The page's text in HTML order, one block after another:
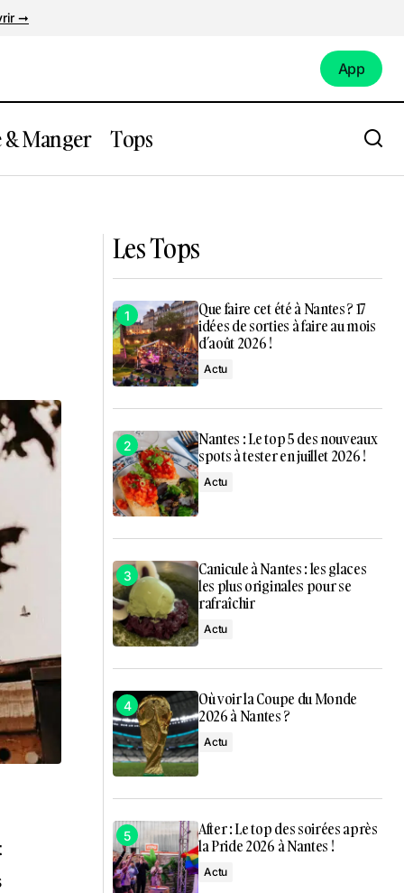
➞
App
Manger Tops
Les Tops
Que faire cet été à Nantes ? 17
idées de sorties à faire au mois
d’août 2026 !
Actu
Nantes : Le top 5 des nouveaux
spots à tester en juillet 2026 !
Actu
Canicule à Nantes : les glaces
les plus originales pour se
rafraîchir
Actu
Où voir la Coupe du Monde
2026 à Nantes ?
Actu
After : Le top des soirées après
la Pride 2026 à Nantes !
Actu